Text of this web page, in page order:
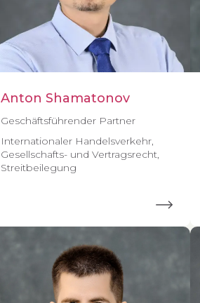
Anton Shamatonov
Geschäftsführender Partner
Internationaler Handelsverkehr,
Gesellschafts- und Vertragsrecht,
Streitbeilegung